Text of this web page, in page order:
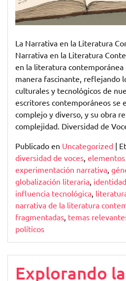
y
Temas
La Narrativa en la Literatura
Narrativa en la Literatura
en la literatura contemporánea
manera fascinante, reflejando
culturales y tecnológicos de
escritores contemporáneos se
complejo y diverso, y su obra
complejidad. Diversidad de
Publicado en Uncategorized |
diversidad de voces,
experimentación narrativa,
globalización literaria,
influencia tecnológica,
narrativa de la literatura
fragmentadas, temas
políticos
Explorando la